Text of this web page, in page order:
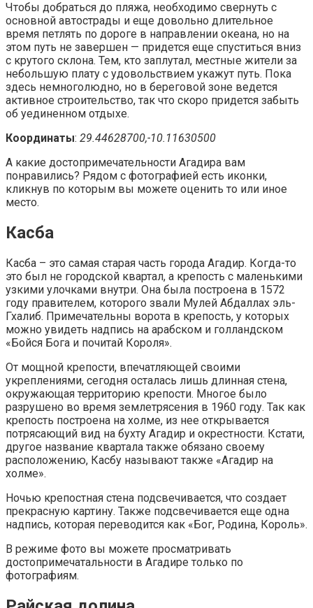
Чтобы добраться до пляжа, необходимо свернуть с
основной автострады и еще довольно длительное
время петлять по дороге в направлении океана, но на
этом путь не завершен — придется еще спуститься вниз
с крутого склона. Тем, кто заплутал, местные жители за
небольшую плату с удовольствием укажут путь. Пока
здесь немноголюдно, но в береговой зоне ведется
активное строительство, так что скоро придется забыть
об уединенном отдыхе.
Координаты: 29.44628700,-10.11630500
А какие достопримечательности Агадира вам
понравились? Рядом с фотографией есть иконки,
кликнув по которым вы можете оценить то или иное
место.
Касба
Касба – это самая старая часть города Агадир. Когда-то
это был не городской квартал, а крепость с маленькими
узкими улочками внутри. Она была построена в 1572
году правителем, которого звали Мулей Абдаллах эль-
Гхалиб. Примечательны ворота в крепость, у которых
можно увидеть надпись на арабском и голландском
«Бойся Бога и почитай Короля».
От мощной крепости, впечатляющей своими
укреплениями, сегодня осталась лишь длинная стена,
окружающая территорию крепости. Многое было
разрушено во время землетрясения в 1960 году. Так как
крепость построена на холме, из нее открывается
потрясающий вид на бухту Агадир и окрестности. Кстати,
другое название квартала также обязано своему
расположению, Касбу называют также «Агадир на
холме».
Ночью крепостная стена подсвечивается, что создает
прекрасную картину. Также подсвечивается еще одна
надпись, которая переводится как «Бог, Родина, Король».
В режиме фото вы можете просматривать
достопримечатальности в Агадире только по
фотографиям.